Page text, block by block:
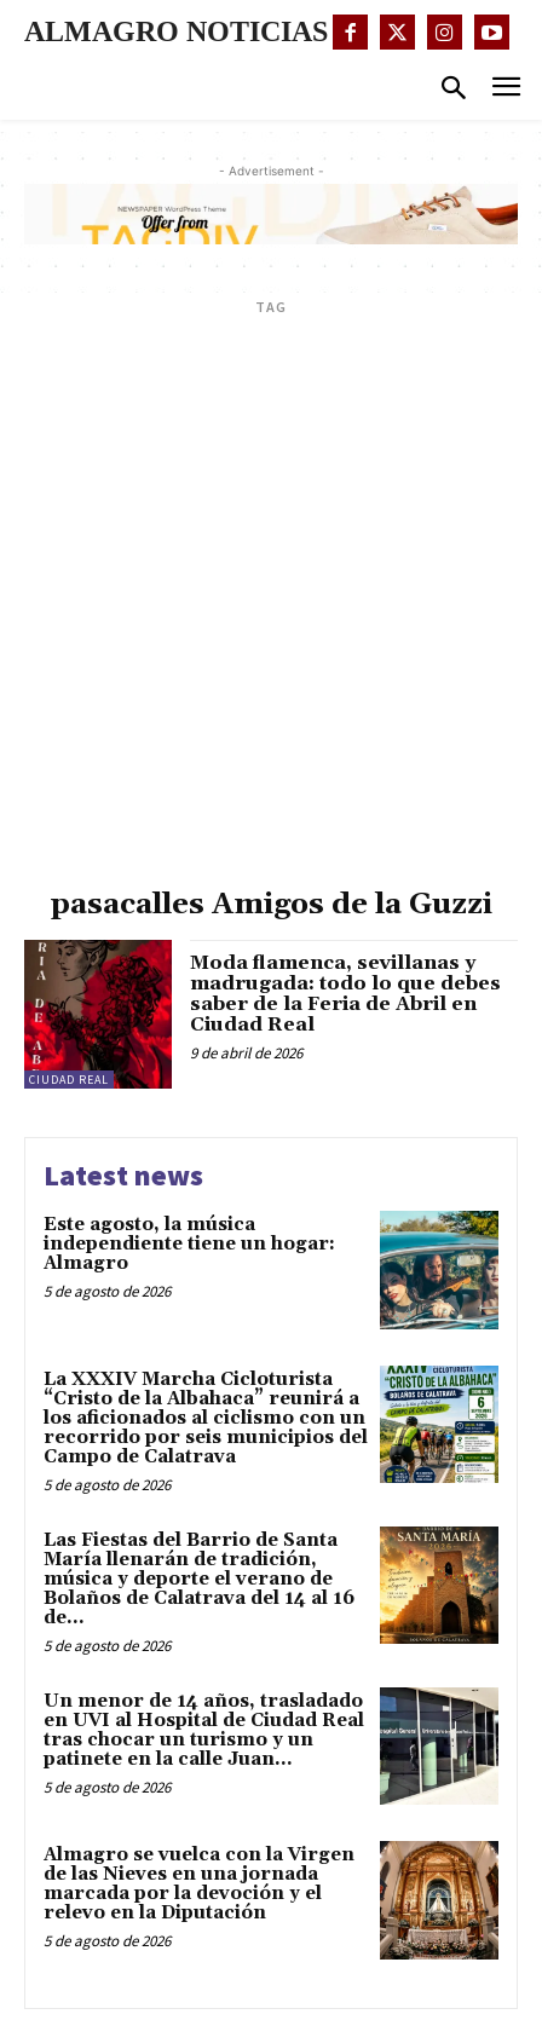
ALMAGRO NOTICIAS
- Advertisement -
TAG
pasacalles Amigos de la Guzzi
CIUDAD REAL
Moda flamenca, sevillanas y
madrugada: todo lo que debes
saber de la Feria de Abril en
Ciudad Real
9 de abril de 2026
Latest news
Este agosto, la música
independiente tiene un hogar:
Almagro
5 de agosto de 2026
La XXXIV Marcha Cicloturista
“Cristo de la Albahaca” reunirá a
los aficionados al ciclismo con un
recorrido por seis municipios del
Campo de Calatrava
5 de agosto de 2026
Las Fiestas del Barrio de Santa
María llenarán de tradición,
música y deporte el verano de
Bolaños de Calatrava del 14 al 16
de...
5 de agosto de 2026
Un menor de 14 años, trasladado
en UVI al Hospital de Ciudad Real
tras chocar un turismo y un
patinete en la calle Juan...
5 de agosto de 2026
Almagro se vuelca con la Virgen
de las Nieves en una jornada
marcada por la devoción y el
relevo en la Diputación
5 de agosto de 2026